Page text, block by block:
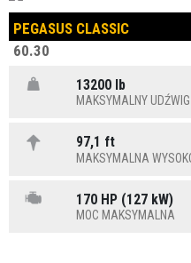
PEGASUS CLASSIC
60.30
13200 lb
MAKSYMALNY UDŹWIG
97,1 ft
MAKSYMALNA
170 HP (127 kW)
MOC MAKSYMALNA